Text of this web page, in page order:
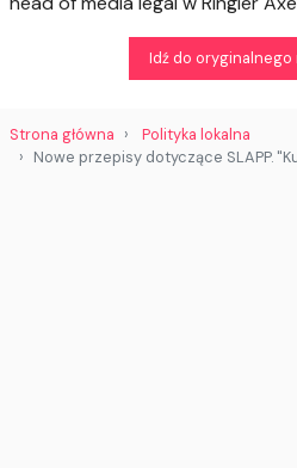
Idź do oryginalnego
Strona główna
Polityka lokalna
Nowe przepisy dotyczące SLAPP.